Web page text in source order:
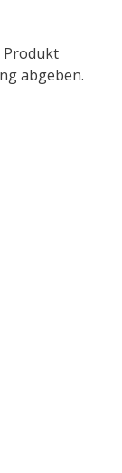
Produkt
abgeben.